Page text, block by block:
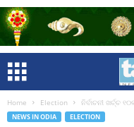
Home Election ନିର୍ବାଚନୀ ଖର୍ଚ୍ଚ
NEWS IN ODIA ELECTION